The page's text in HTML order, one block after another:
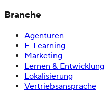
Branche
Agenturen
E-Learning
Marketing
Lernen & Entwicklung
Lokalisierung
Vertriebsansprache